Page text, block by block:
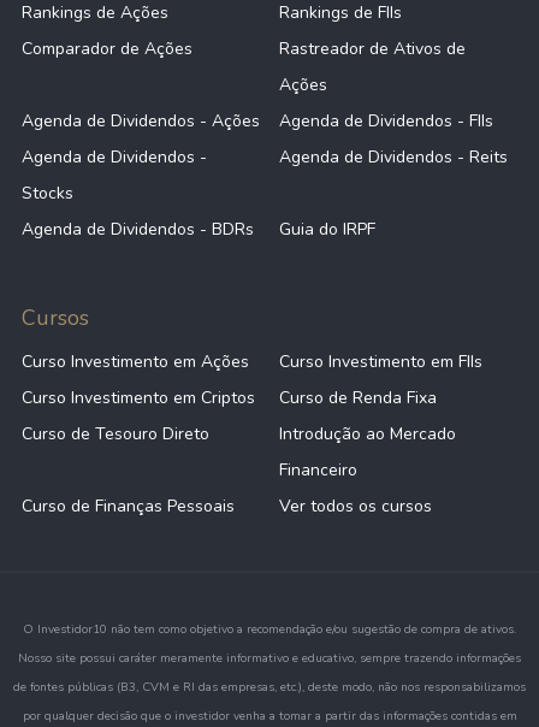
Rankings de Ações
Rankings de FIIs
Comparador de Ações
Rastreador de Ativos de
Ações
Agenda de Dividendos - Ações
Agenda de Dividendos - FIIs
Agenda de Dividendos -
Stocks
Agenda de Dividendos - Reits
Agenda de Dividendos - BDRs Guia do IRPF
Cursos
Curso Investimento em Ações
Curso Investimento em FIIs
Curso Investimento em Criptos
Curso de Renda Fixa
Curso de Tesouro Direto
Introdução ao Mercado
Financeiro
Curso de Finanças Pessoais
Ver todos os cursos
O Investidor10 não tem como objetivo a recomendação e/ou sugestão de compra de ativos.
Nosso site possui caráter meramente informativo e educativo, sempre trazendo informações
de fontes públicas (B3, CVM e RI das empresas, etc.), deste modo, não nos responsabilizamos
por qualquer decisão que o investidor venha a tomar a partir das informações contidas em